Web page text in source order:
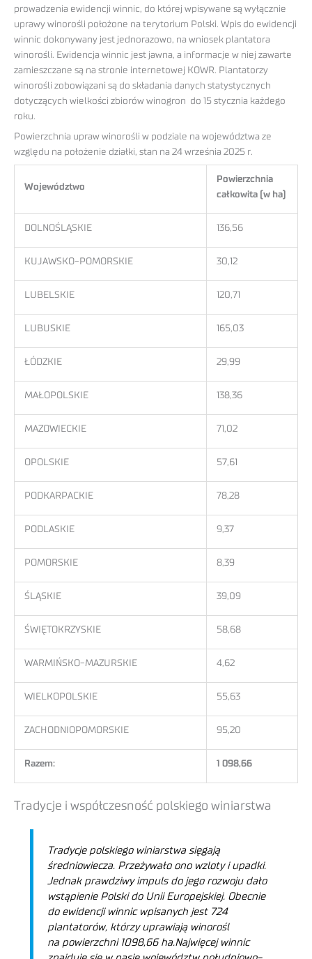
prowadzenia ewidencji winnic, do której wpisywane są wyłącznie
uprawy winorośli położone na terytorium Polski. Wpis do ewidencji
winnic dokonywany jest jednorazowo, na wniosek plantatora
winorośli. Ewidencja winnic jest jawna, a informacje w niej zawarte
zamieszczane są na stronie internetowej KOWR. Plantatorzy
winorośli zobowiązani są do składania danych statystycznych
dotyczących wielkości zbiorów winogron do 15 stycznia każdego
roku.
Powierzchnia upraw winorośli w podziale na województwa ze
względu na położenie działki, stan na 24 września 2025 r.
Województwo
Powierzchnia
całkowita (w ha)
DOLNOŚLĄSKIE 136,56
KUJAWSKO-POMORSKIE 30,12
LUBELSKIE 120,71
LUBUSKIE 165,03
ŁÓDZKIE 29,99
MAŁOPOLSKIE 138,36
MAZOWIECKIE 71,02
OPOLSKIE 57,61
PODKARPACKIE 78,28
PODLASKIE 9,37
POMORSKIE 8,39
ŚLĄSKIE 39,09
ŚWIĘTOKRZYSKIE 58,68
WARMIŃSKO-MAZURSKIE 4,62
WIELKOPOLSKIE 55,63
ZACHODNIOPOMORSKIE 95,20
Razem: 1 098,66
Tradycje i współczesność polskiego winiarstwa
Tradycje polskiego winiarstwa sięgają
średniowiecza. Przeżywało ono wzloty i upadki.
Jednak prawdziwy impuls do jego rozwoju dało
wstąpienie Polski do Unii Europejskiej. Obecnie
do ewidencji winnic wpisanych jest 724
plantatorów, którzy uprawiają winorośl
na powierzchni 1098,66 ha.Najwięcej winnic